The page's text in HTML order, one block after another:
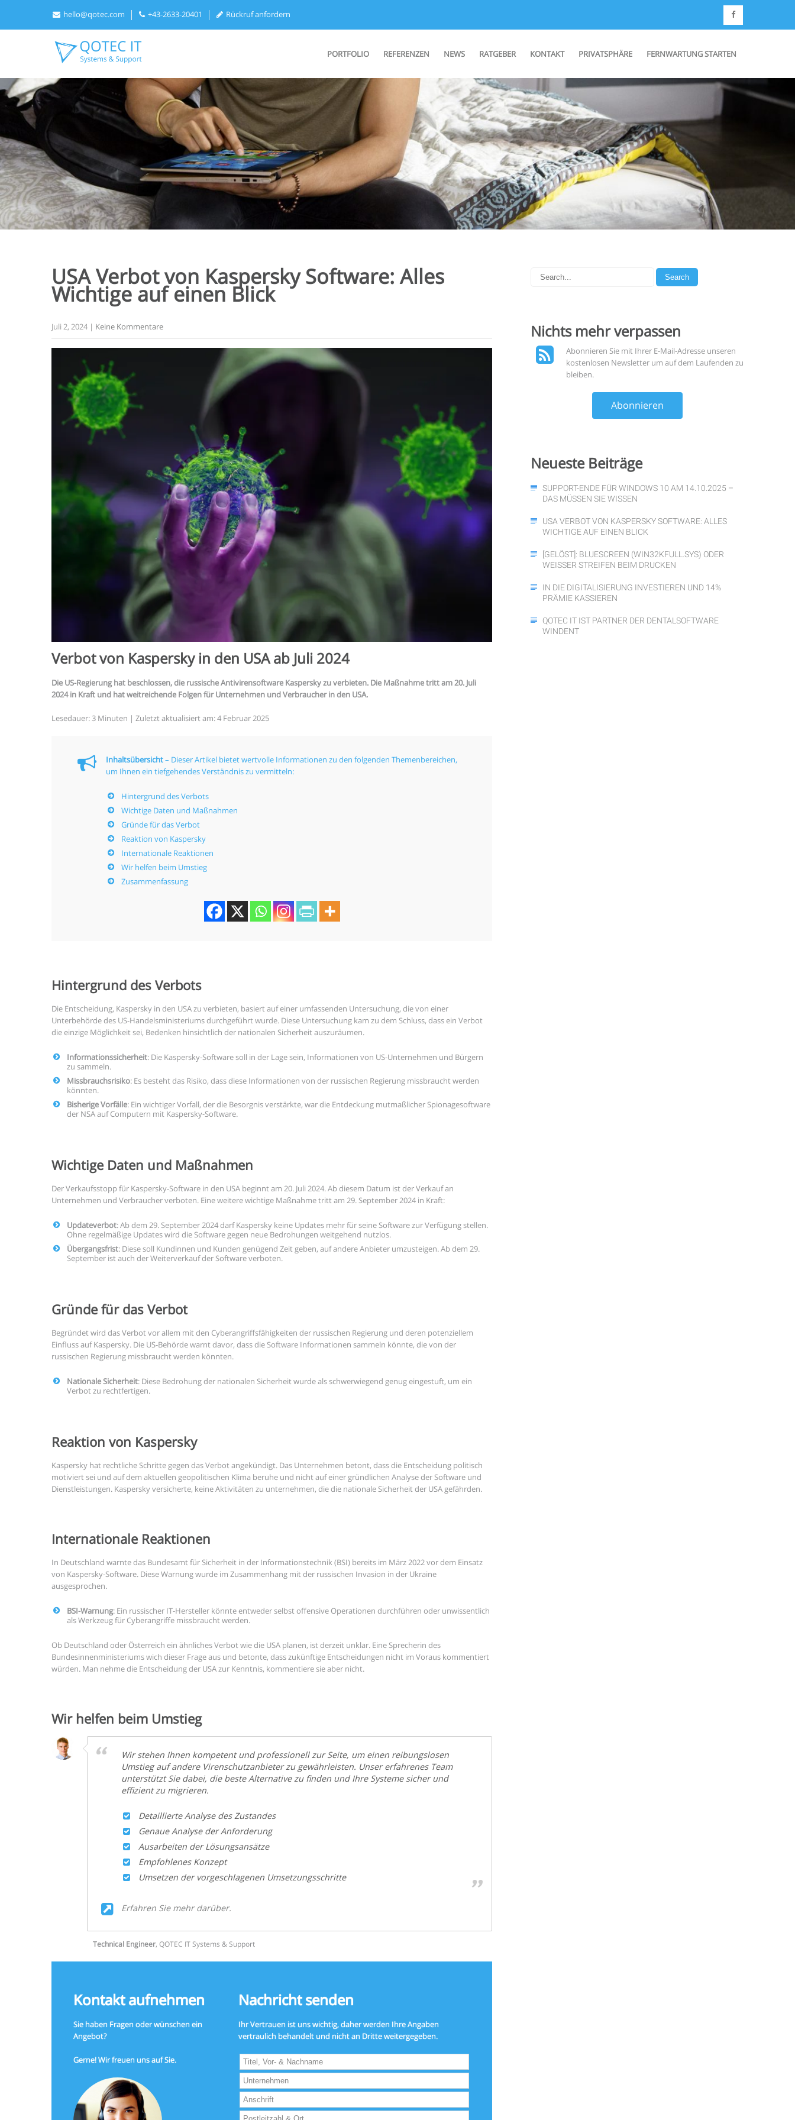
hello@qotec.com +43-2633-20401 Rückruf anfordern
PORTFOLIO REFERENZEN NEWS RATGEBER KONTAKT PRIVATSPHÄRE FERNWARTUNG STARTEN
USA Verbot von Kaspersky Software: Alles
Wichtige auf einen Blick
Juli 2, 2024 | Keine Kommentare
Verbot von Kaspersky in den USA ab Juli 2024
Die US-Regierung hat beschlossen, die russische Antivirensoftware Kaspersky zu verbieten. Die Maßnahme tritt am 20. Juli
2024 in Kraft und hat weitreichende Folgen für Unternehmen und Verbraucher in den USA.
Lesedauer:3 Minuten | Zuletzt aktualisiert am: 4 Februar 2025
Inhaltsübersicht– Dieser Artikel bietet wertvolle Informationen zu den folgenden Themenbereichen,
um Ihnen ein tiefgehendes Verständnis zu vermitteln:
Hintergrund des Verbots
Wichtige Daten und Maßnahmen
Gründe für das Verbot
Reaktion von Kaspersky
Internationale Reaktionen
Wir helfen beim Umstieg
Zusammenfassung
Hintergrund des Verbots
Die Entscheidung, Kaspersky in den USA zu verbieten, basiert auf einer umfassenden Untersuchung, die von einer
Unterbehörde des US-Handelsministeriums durchgeführt wurde. Diese Untersuchung kam zu dem Schluss, dass ein Verbot
die einzige Möglichkeit sei, Bedenken hinsichtlich der nationalen Sicherheit auszuräumen.
Informationssicherheit: Die Kaspersky-Software soll in der Lage sein, Informationen von US-Unternehmen und Bürgern
zu sammeln.
Missbrauchsrisiko: Es besteht das Risiko, dass diese Informationen von der russischen Regierung missbraucht werden
könnten.
Bisherige Vorfälle: Ein wichtiger Vorfall, der die Besorgnis verstärkte, war die Entdeckung mutmaßlicher Spionagesoftware
der NSA auf Computern mit Kaspersky-Software.
Wichtige Daten und Maßnahmen
Der Verkaufsstopp für Kaspersky-Software in den USA beginnt am 20. Juli 2024. Ab diesem Datum ist der Verkauf an
Unternehmen und Verbraucher verboten. Eine weitere wichtige Maßnahme tritt am 29. September 2024 in Kraft:
Updateverbot: Ab dem 29. September 2024 darf Kaspersky keine Updates mehr für seine Software zur Verfügung stellen.
Ohne regelmäßige Updates wird die Software gegen neue Bedrohungen weitgehend nutzlos.
Übergangsfrist: Diese soll Kundinnen und Kunden genügend Zeit geben, auf andere Anbieter umzusteigen. Ab dem 29.
September ist auch der Weiterverkauf der Software verboten.
Gründe für das Verbot
Begründet wird das Verbot vor allem mit den Cyberangriffsfähigkeiten der russischen Regierung und deren potenziellem
Einfluss auf Kaspersky. Die US-Behörde warnt davor, dass die Software Informationen sammeln könnte, die von der
russischen Regierung missbraucht werden könnten.
Nationale Sicherheit: Diese Bedrohung der nationalen Sicherheit wurde als schwerwiegend genug eingestuft, um ein
Verbot zu rechtfertigen.
Reaktion von Kaspersky
Kaspersky hat rechtliche Schritte gegen das Verbot angekündigt. Das Unternehmen betont, dass die Entscheidung politisch
motiviert sei und auf dem aktuellen geopolitischen Klima beruhe und nicht auf einer gründlichen Analyse der Software und
Dienstleistungen. Kaspersky versicherte, keine Aktivitäten zu unternehmen, die die nationale Sicherheit der USA gefährden.
Internationale Reaktionen
In Deutschland warnte das Bundesamt für Sicherheit in der Informationstechnik (BSI) bereits im März 2022 vor dem Einsatz
von Kaspersky-Software. Diese Warnung wurde im Zusammenhang mit der russischen Invasion in der Ukraine
ausgesprochen.
BSI-Warnung: Ein russischer IT-Hersteller könnte entweder selbst offensive Operationen durchführen oder unwissentlich
als Werkzeug für Cyberangriffe missbraucht werden.
Ob Deutschland oder Österreich ein ähnliches Verbot wie die USA planen, ist derzeit unklar. Eine Sprecherin des
Bundesinnenministeriums wich dieser Frage aus und betonte, dass zukünftige Entscheidungen nicht im Voraus kommentiert
würden. Man nehme die Entscheidung der USA zur Kenntnis, kommentiere sie aber nicht.
Wir helfen beim Umstieg
Wir stehen Ihnen kompetent und professionell zur Seite, um einen reibungslosen
Umstieg auf andere Virenschutzanbieter zu gewährleisten. Unser erfahrenes Team
unterstützt Sie dabei, die beste Alternative zu finden und Ihre Systeme sicher und
effizient zu migrieren.
Detaillierte Analyse des Zustandes
Genaue Analyse der Anforderung
Ausarbeiten der Lösungsansätze
Empfohlenes Konzept
Umsetzen der vorgeschlagenen Umsetzungsschritte
Erfahren Sie mehr darüber.
Technical Engineer, QOTEC IT Systems & Support
Kontakt aufnehmen
Sie haben Fragen oder wünschen ein
Angebot?
Gerne! Wir freuen uns auf Sie.
Nachricht senden
Ihr Vertrauen ist uns wichtig, daher werden Ihre Angaben
vertraulich behandelt und nicht an Dritte weitergegeben.
Lass
dieses
Feld
leer
Nichts mehrverpassen
Abonnieren Sie mit Ihrer E-Mail-Adresse unseren
kostenlosen Newsletter um auf dem Laufenden zu
bleiben.
Abonnieren
Neueste Beiträge
SUPPORT-ENDE FÜR WINDOWS 10 AM 14.10.2025 –
DAS MÜSSEN SIE WISSEN
USA VERBOT VON KASPERSKY SOFTWARE: ALLES
WICHTIGE AUF EINEN BLICK
[GELÖST]: BLUESCREEN (WIN32KFULL.SYS) ODER
WEISSER STREIFEN BEIM DRUCKEN
IN DIE DIGITALISIERUNG INVESTIEREN UND 14%
PRÄMIE KASSIEREN
QOTEC IT IST PARTNER DER DENTALSOFTWARE
WINDENT